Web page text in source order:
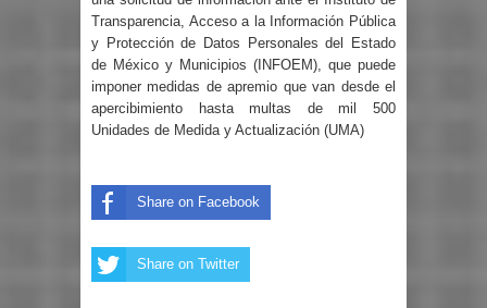
Transparencia, Acceso a la Información Pública
y Protección de Datos Personales del Estado
de México y Municipios (INFOEM), que puede
imponer medidas de apremio que van desde el
apercibimiento hasta multas de mil 500
Unidades de Medida y Actualización (UMA)
Share on Facebook
Share on Twitter